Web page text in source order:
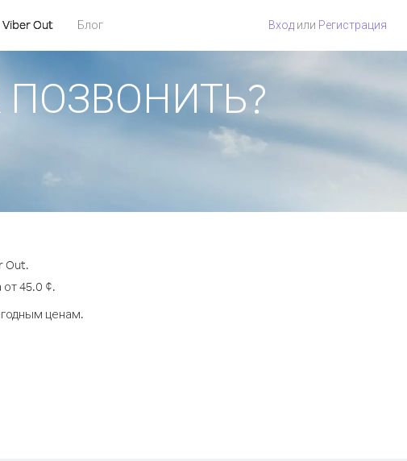
Viber Out Блог Вход или Регистрация
ПОЗВОНИТЬ?
Out.
45.0 ¢.
ценам.